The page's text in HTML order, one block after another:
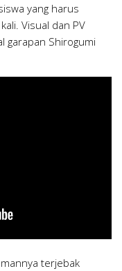
yang harus
Visual dan PV
garapan Shirogumi
terjebak